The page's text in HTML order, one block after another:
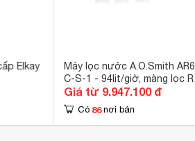
Elkay
Máy lọc nước A.O.Smith
C-S-1 - 94lit/giờ, màng lọc
Side Stream
Giá từ 9.947.100 đ
Có 86 nơi bán